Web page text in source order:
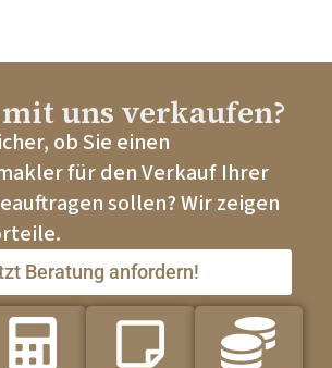
uns verkaufen?
ob Sie einen
für den Verkauf Ihrer
sollen? Wir zeigen
Beratung anfordern!